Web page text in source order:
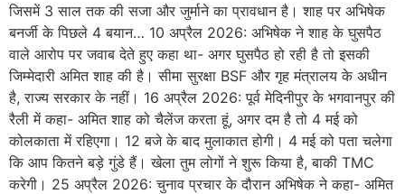
जिसमें 3 साल तक की सजा और जुर्माने का प्रावधान है। शाह पर अभिषेक
बनर्जी के पिछले 4 बयान… 10 अप्रैल 2026: अभिषेक ने शाह के घुसपैठ
वाले आरोप पर जवाब देते हुए कहा था- अगर घुसपैठ हो रही है तो इसकी
जिम्मेदारी अमित शाह की है। सीमा सुरक्षा BSF और गृह मंत्रालय के अधीन
है, राज्य सरकार के नहीं। 16 अप्रैल 2026: पूर्व मेदिनीपुर के भगवानपुर की
रैली में कहा- अमित शाह को चैलेंज करता हूं, अगर दम है तो 4 मई को
कोलकाता में रहिएगा। 12 बजे के बाद मुलाकात होगी। 4 मई को पता चलेगा
कि आप कितने बड़े गुंडे हैं। खेला तुम लोगों ने शुरू किया है, बाकी TMC
करेगी। 25 अप्रैल 2026: चुनाव प्रचार के दौरान अभिषेक ने कहा- अमित